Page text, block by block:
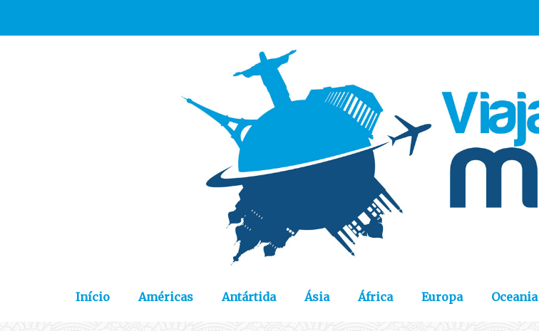
Início Américas Antártida Ásia África Europa Oceania